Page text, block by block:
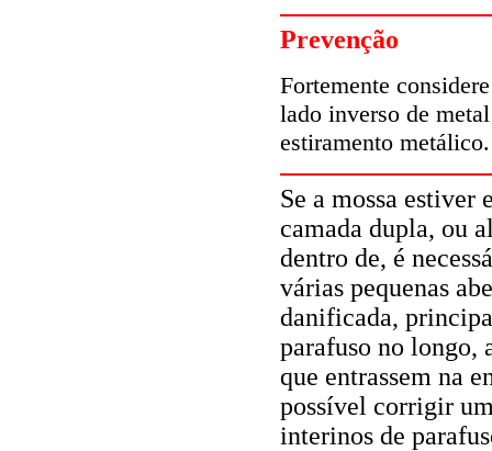
Prevenção
Fortemente
lado inverso de
estiramento metálico.
Se a mossa estiver
camada dupla, ou
dentro de, é
várias pequenas
danificada,
parafuso no longo,
que entrassem na
possível corrigir
interinos de